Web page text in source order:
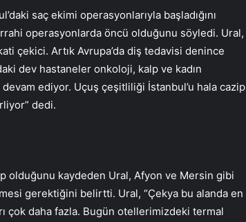
saç ekimi operasyonlarıyla başladığını
operasyonlarda öncü olduğunu söyledi. Ural,
çekici. Artık Avrupa’da diş tedavisi denince
dev hastaneler onkoloji, kalp ve kadın
ediyor. Uçuş çeşitliliği İstanbul’u hala cazip
dedi.
olduğunu kaydeden Ural, Afyon ve Mersin gibi
gerektiğini belirtti. Ural, “Çekya bu alanda en
çok daha fazla. Bugün otellerimizdeki termal